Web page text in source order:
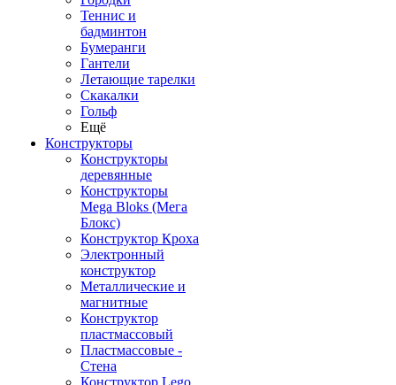
Теннис и
бадминтон
Бумеранги
Гантели
Летающие тарелки
Скакалки
Гольф
Ещё
Конструкторы
Конструкторы
деревянные
Конструкторы
Mega Bloks (Мега
Блокс)
Конструктор Кроха
Электронный
конструктор
Металлические и
магнитные
Конструктор
пластмассовый
Пластмассовые -
Стена
Конструктор Lego